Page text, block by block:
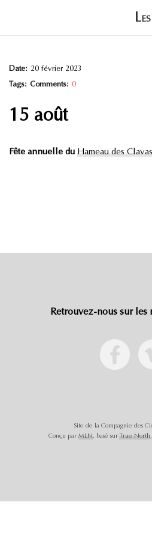
Date: 20 février 2023
Tags: Comments: 0
15 août
Fête annuelle du Hameau des Clavas
Retrouvez-nous sur les
Site de la Compagnie des
Conçu par MLN, basé sur True North